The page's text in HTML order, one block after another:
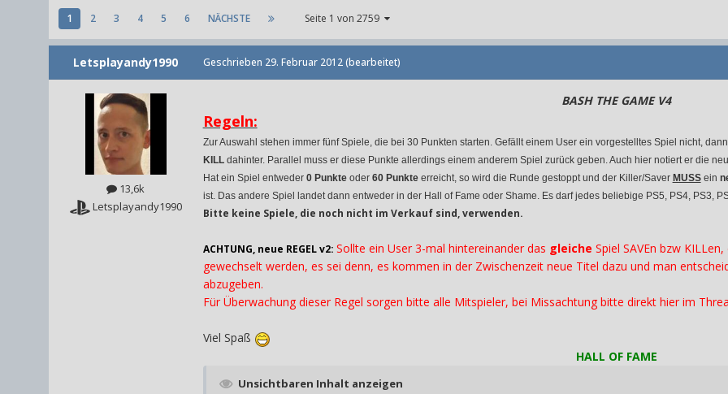
1 2 3 4 5 6 NÄCHSTE Seite 1 von 2759
Letsplayandy1990
13,6k
Letsplayandy1990
Geschrieben 29. Februar 2012 (bearbeitet)
BASH THE GAME V4
Regeln:
Zur Auswahl stehen immer fünf Spiele, die bei 30 Punkten starten. Gefällt einem User ein vorgestelltes Spiel nicht,
KILLdahinter. Parallel muss er diese Punkte allerdings einem anderem Spiel zurück geben. Auch hier notiert er die
Hat ein Spiel entweder 0 Punkteoder60 Punkteerreicht, so wird die Runde gestoppt und der Killer/Saver MUSSein
ist. Das andere Spiel landet dann entweder in der Hall of Fame oder Shame. Es darf jedes beliebige PS5, PS4, PS3,
Bitte keine Spiele, die noch nicht im Verkauf sind, verwenden.
ACHTUNG, neue REGEL v2: Sollte ein User 3-mal hintereinander das gleiche Spiel SAVEn bzw
gewechselt werden, es sei denn, es kommen in der Zwischenzeit neue Titel dazu und man
abzugeben.
Für Überwachung dieser Regel sorgen bitte alle Mitspieler, bei Missachtung bitte direkt hier im
Viel Spaß
HALL OF FAME
Unsichtbaren Inhalt anzeigen